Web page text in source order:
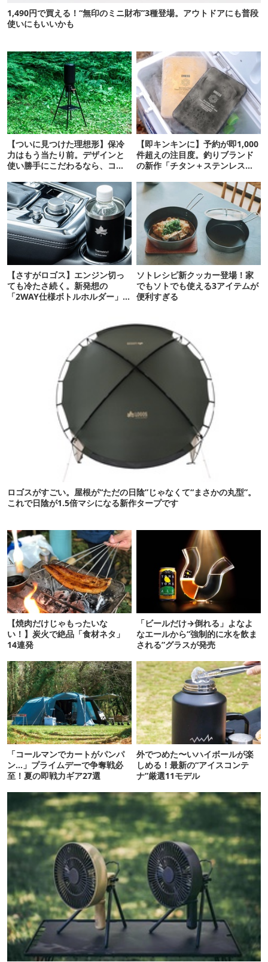
1,490円で買える！“無印のミニ財布”3種登場。アウトドアにも普段
使いにもいいかも
【ついに見つけた理想形】保冷
力はもう当たり前。デザインと
使い勝手にこだわるなら、コレ
【即キンキンに】予約が即1,000
件超えの注目度。釣りブランド
の新作「チタン＋ステンレスの
【さすがロゴス】エンジン切っ
ても冷たさ続く。新発想の
「2WAY仕様ボトルホルダー」が
ソトレシピ新クッカー登場！家
でもソトでも使える3アイテムが
便利すぎる
ロゴスがすごい。屋根が“ただの日陰”じゃなくて“まさかの丸型”。
これで日陰が1.5倍マシになる新作タープです
【焼肉だけじゃもったいな
い！】炭火で絶品「食材ネタ」
14連発
「ビールだけ→倒れる」よなよ
なエールから“強制的に水を飲ま
される”グラスが発売
「コールマンでカートがパンパ
ン…」プライムデーで争奪戦必
至！夏の即戦力ギア27選
外でつめた〜いハイボールが楽
しめる！最新の“アイスコンテ
ナ”厳選11モデル